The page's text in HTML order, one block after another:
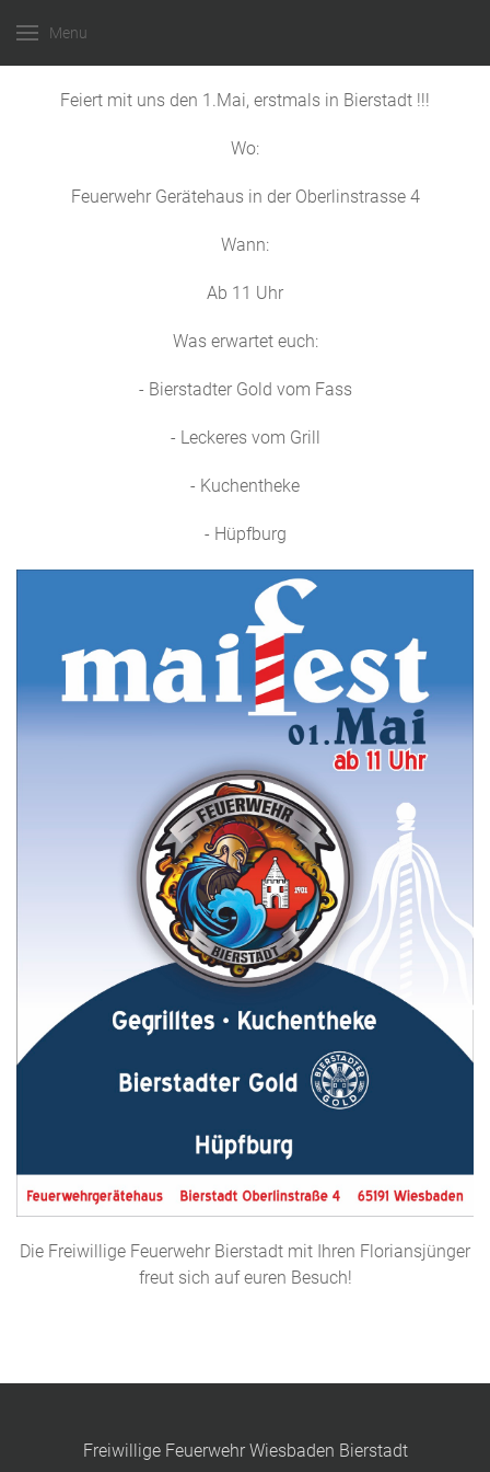
Menu
Feiert mit uns den 1.Mai, erstmals in Bierstadt !!!
Wo:
Feuerwehr Gerätehaus in der Oberlinstrasse 4
Wann:
Ab 11 Uhr
Was erwartet euch:
- Bierstadter Gold vom Fass
- Leckeres vom Grill
- Kuchentheke
- Hüpfburg
Die Freiwillige Feuerwehr Bierstadt mit Ihren Floriansjünger
freut sich auf euren Besuch!
Freiwillige Feuerwehr Wiesbaden Bierstadt